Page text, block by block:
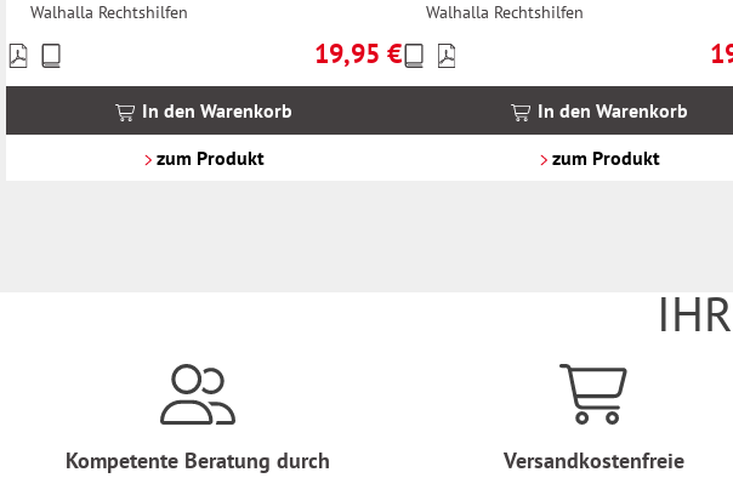
Walhalla Rechtshilfen
Regulärer Preis:
19,95 €
Preise
inkl.
In den Warenkorb
zum Produkt
Walhalla Rechtshilfen
Preise
inkl.
In den Warenkorb
zum Produkt
Kompetente Beratung durch
Versandkostenfreie